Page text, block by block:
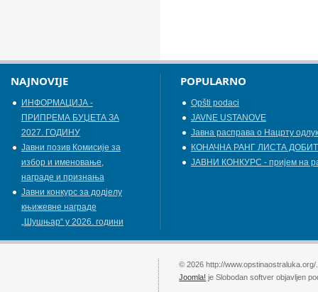
NAJNOVIJE
ИНФОРМАЦИЈА -
ПРИПРЕМА БУЏЕТА ЗА
2027. ГОДИНУ
Jавни позив Комисије за
избор и именовање,
награде и признања
Јавни конкурс за додјелу
књижевнe наградe
„Шушњар“ у 2026. години
POPULARNO
Opšti podaci
JAVNE USTANOVE
Јавна расправа о Нацрту
КОНАЧНА РАНГ ЛИСТА
ЈАВНИ КОНКУРС - пријем на
© 2026 http://
Joomla! je Slobodan softver objavljen